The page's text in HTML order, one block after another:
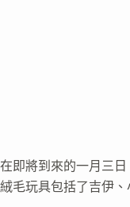
在即將到來的一月三
絨毛玩具包括了吉伊